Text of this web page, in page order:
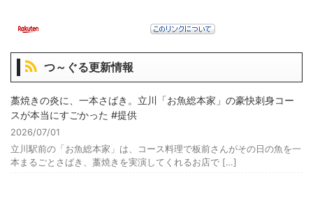
つ～ぐる更新情報
藁焼きの炎に、一本さばき。立川「お魚総本家」の豪快刺身コー
スが本当にすごかった #提供
2026/07/01
立川駅前の「お魚総本家」は、コース料理で板前さんがその日の魚を一
本まるごとさばき、藁焼きを実演してくれるお店で […]